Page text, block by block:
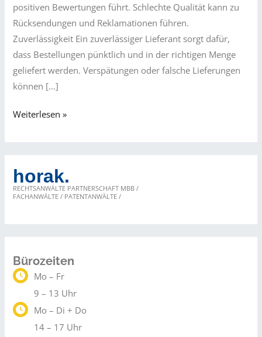
positiven Bewertungen führt. Schlechte Qualität kann zu
Rücksendungen und Reklamationen führen.
Zuverlässigkeit Ein zuverlässiger Lieferant sorgt dafür,
dass Bestellungen pünktlich und in der richtigen Menge
geliefert werden. Verspätungen oder falsche Lieferungen
können […]
Auswahl
Weiterlesen »
horak.
RECHTSANWÄLTE PARTNERSCHAFT MBB /
FACHANWÄLTE / PATENTANWÄLTE /
Bürozeiten
Mo – Fr
9 – 13 Uhr
Mo – Di + Do
14 – 17 Uhr